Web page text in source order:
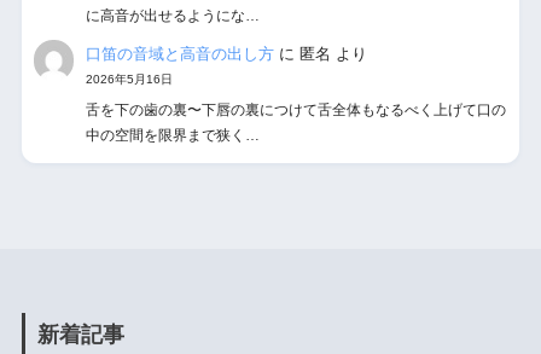
に高音が出せるようにな…
口笛の音域と高音の出し方 に 匿名 より
2026年5月16日
舌を下の歯の裏〜下唇の裏につけて舌全体もなるべく上げて口の
中の空間を限界まで狭く…
新着記事